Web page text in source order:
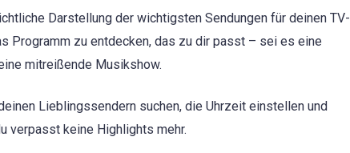
Darstellung der wichtigsten Sendungen für deinen TV-
Programm zu entdecken, das zu dir passt – sei es eine
mitreißende Musikshow.
Lieblingssendern suchen, die Uhrzeit einstellen und
verpasst keine Highlights mehr.